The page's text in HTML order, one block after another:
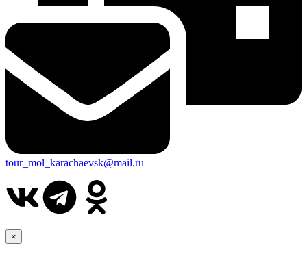
tour_mol_karachaevsk@mail.ru
×